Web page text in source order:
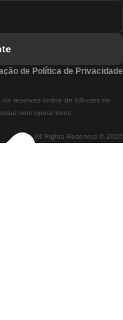
All Rights Reserved © 2026
reservas online de bilhetes de
nem opera trens.
de Política de Privacidade